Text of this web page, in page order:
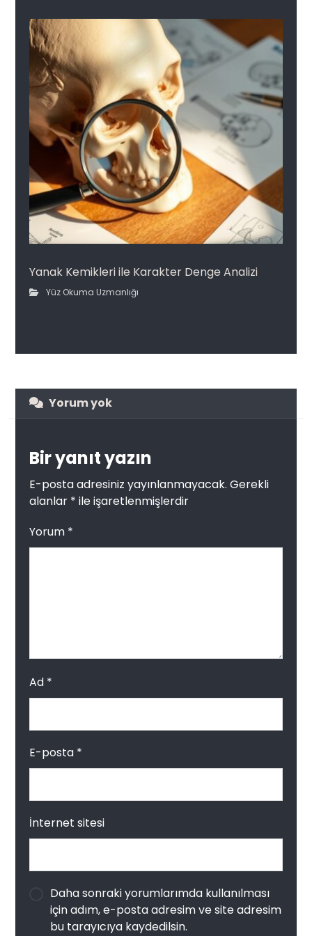
Yanak Kemikleri ile Karakter Denge Analizi
Yüz Okuma Uzmanlığı
Yorum yok
Bir yanıt yazın
E-posta adresiniz yayınlanmayacak. Gerekli
alanlar * ile işaretlenmişlerdir
Yorum *
Ad *
E-posta *
İnternet sitesi
Daha sonraki yorumlarımda kullanılması
için adım, e-posta adresim ve site adresim
bu tarayıcıya kaydedilsin.